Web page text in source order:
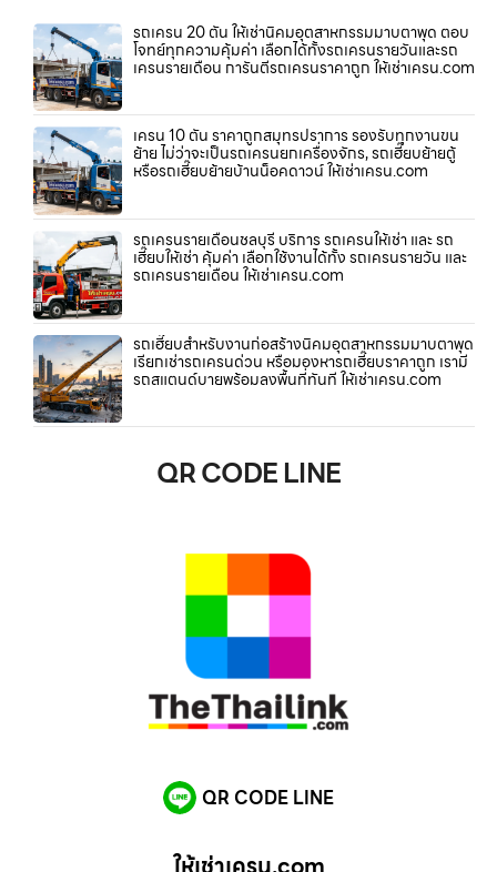
รถเครน 20 ตัน ให้เช่านิคมอุตสาหกรรมมาบตาพุด ตอบ
โจทย์ทุกความคุ้มค่า เลือกได้ทั้งรถเครนรายวันและรถ
เครนรายเดือน การันตีรถเครนราคาถูก ให้เช่าเครน.com
เครน 10 ตัน ราคาถูกสมุทรปราการ รองรับทุกงานขน
ย้าย ไม่ว่าจะเป็นรถเครนยกเครื่องจักร, รถเฮี๊ยบย้ายตู้
หรือรถเฮี๊ยบย้ายบ้านน็อคดาวน์ ให้เช่าเครน.com
รถเครนรายเดือนชลบุรี บริการ รถเครนให้เช่า และ รถ
เฮี๊ยบให้เช่า คุ้มค่า เลือกใช้งานได้ทั้ง รถเครนรายวัน และ
รถเครนรายเดือน ให้เช่าเครน.com
รถเฮี๊ยบสำหรับงานก่อสร้างนิคมอุตสาหกรรมมาบตาพุด
เรียกเช่ารถเครนด่วน หรือมองหารถเฮี๊ยบราคาถูก เรามี
รถสแตนด์บายพร้อมลงพื้นที่ทันที ให้เช่าเครน.com
QR CODE LINE
QR CODE LINE